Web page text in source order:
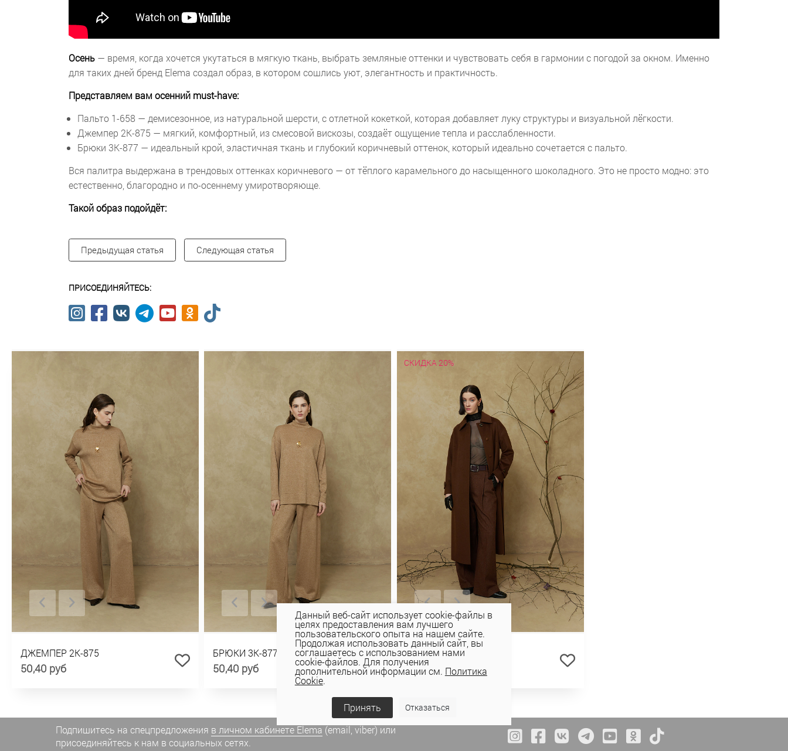
Осень — время, когда хочется укутаться в мягкую ткань, выбрать земляные оттенки и чувствовать себя в гармонии с погодой за окном. Именно
для таких дней бренд Elema создал образ, в котором сошлись уют, элегантность и практичность.
Представляем вам осенний must-have:
Пальто 1-658 — демисезонное, из натуральной шерсти, с отлетной кокеткой, которая добавляет луку структуры и визуальной лёгкости.
Джемпер 2К-875 — мягкий, комфортный, из смесовой вискозы, создаёт ощущение тепла и расслабленности.
Брюки 3К-877 — идеальный крой, эластичная ткань и глубокий коричневый оттенок, который идеально сочетается с пальто.
Вся палитра выдержана в трендовых оттенках коричневого — от тёплого карамельного до насыщенного шоколадного. Это не просто модно: это
естественно, благородно и по-осеннему умиротворяюще.
Такой образ подойдёт:
Предыдущая статья Следующая статья
ПРИСОЕДИНЯЙТЕСЬ:
ДЖЕМПЕР 2К-875
50,40 руб
БРЮКИ 3К-877
50,40 руб
СКИДКА 20%
ПАЛЬТО 1-658
804,53 руб1 005,66 руб
Подпишитесь на спецпредложения в личном кабинете Elema(email, viber) или
присоединяйтесь к нам в социальных сетях.
Данный веб-сайт использует cookie-файлы в
целях предоставления вам лучшего
пользовательского опыта на нашем сайте.
Продолжая использовать данный сайт, вы
соглашаетесь с использованием нами
cookie-файлов. Для получения
дополнительной информации см. Политика
Cookie.
Принять Отказаться